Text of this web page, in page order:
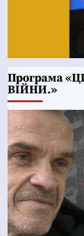
Програма
ВІЙНИ.»